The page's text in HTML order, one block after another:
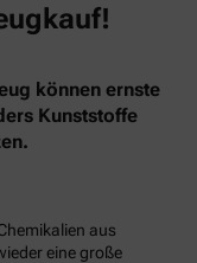
können ernste
Kunststoffe
aus
eine große